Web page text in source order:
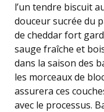
l’un tendre biscuit
douceur sucrée du
de cheddar fort
sauge fraîche et
dans la saison des
les morceaux de
assurera ces
avec le processus.